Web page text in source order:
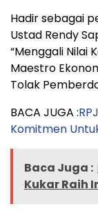
Hadir sebagai
Ustad Rendy
“Menggali Nilai
Maestro
Tolak
BACA JUGA :
Komitmen
Baca Juga :
Kukar Raih